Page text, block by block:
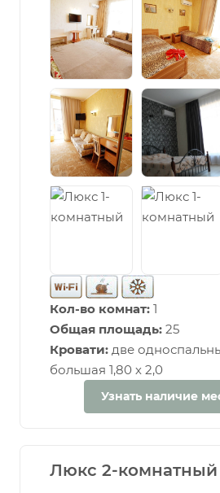
Кол-во комнат: 1
Общая площадь: 25
Кровати: две
большая 1,80 х 2,0
Узнать наличие
Люкс 2-комнатный